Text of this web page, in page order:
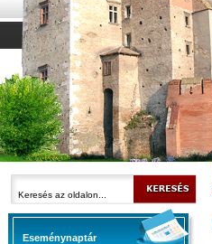
Eseménynaptár